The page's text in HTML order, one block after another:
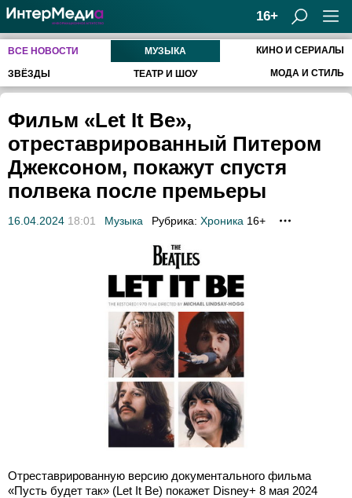
ВСЕ НОВОСТИ МУЗЫКА КИНО И СЕРИАЛЫ
ЗВЁЗДЫ ТЕАТР И ШОУ МОДА И СТИЛЬ
Фильм «Let It Be»,
отреставрированный Питером
Джексоном, покажут спустя
полвека после премьеры
16.04.2024 18:01 Музыка Рубрика: Хроника 16+
Отреставрированную версию документального фильма
«Пусть будет так» (Let It Be) покажет Disney+ 8 мая 2024
16+